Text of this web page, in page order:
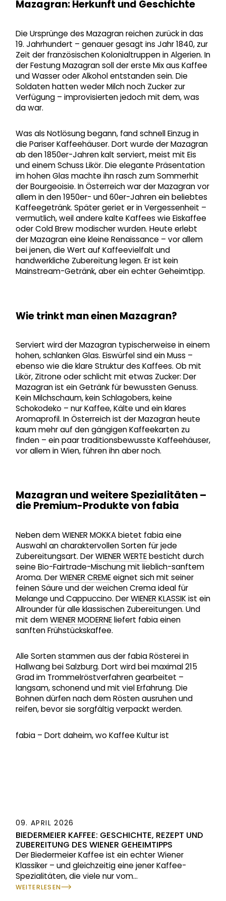
Mazagran: Herkunft und Geschichte
Die Ursprünge des Mazagran reichen zurück in das
19. Jahrhundert – genauer gesagt ins Jahr 1840, zur
Zeit der französischen Kolonialtruppen in Algerien. In
der Festung Mazagran soll der erste Mix aus Kaffee
und Wasser oder Alkohol entstanden sein. Die
Soldaten hatten weder Milch noch Zucker zur
Verfügung – improvisierten jedoch mit dem, was
da war.
Was als Notlösung begann, fand schnell Einzug in
die Pariser Kaffeehäuser. Dort wurde der Mazagran
ab den 1850er-Jahren kalt serviert, meist mit Eis
und einem Schuss Likör. Die elegante Präsentation
im hohen Glas machte ihn rasch zum Sommerhit
der Bourgeoisie. In Österreich war der Mazagran vor
allem in den 1950er- und 60er-Jahren ein beliebtes
Kaffeegetränk. Später geriet er in Vergessenheit –
vermutlich, weil andere kalte Kaffees wie Eiskaffee
oder Cold Brew modischer wurden. Heute erlebt
der Mazagran eine kleine Renaissance – vor allem
bei jenen, die Wert auf Kaffeevielfalt und
handwerkliche Zubereitung legen. Er ist kein
Mainstream-Getränk, aber ein echter Geheimtipp.
Wie trinkt man einen Mazagran?
Serviert wird der Mazagran typischerweise in einem
hohen, schlanken Glas. Eiswürfel sind ein Muss –
ebenso wie die klare Struktur des Kaffees. Ob mit
Likör, Zitrone oder schlicht mit etwas Zucker: Der
Mazagran ist ein Getränk für bewussten Genuss.
Kein Milchschaum, kein Schlagobers, keine
Schokodeko – nur Kaffee, Kälte und ein klares
Aromaprofil. In Österreich ist der Mazagran heute
kaum mehr auf den gängigen Kaffeekarten zu
finden – ein paar traditionsbewusste Kaffeehäuser,
vor allem in Wien, führen ihn aber noch.
Mazagran und weitere Spezialitäten –
die Premium-Produkte von fabia
Neben dem WIENER MOKKA bietet fabia eine
Auswahl an charaktervollen Sorten für jede
Zubereitungsart. DerWIENER WERTEbesticht durch
seine Bio-Fairtrade-Mischung mit lieblich-sanftem
Aroma. DerWIENER CREMEeignet sich mit seiner
feinen Säure und der weichen Crema ideal für
Melange und Cappuccino. DerWIENER KLASSIK ist ein
Allrounder für alle klassischen Zubereitungen. Und
mit demWIENER MODERNEliefert fabia einen
sanften Frühstückskaffee.
Alle Sorten stammen aus der fabia Rösterei in
Hallwang bei Salzburg. Dort wird bei maximal 215
Grad im Trommelröstverfahren gearbeitet –
langsam, schonend und mit viel Erfahrung. Die
Bohnen dürfen nach dem Rösten ausruhen und
reifen, bevor sie sorgfältig verpackt werden.
fabia – Dort daheim, wo Kaffee Kultur ist
09. APRIL 2026
BIEDERMEIER KAFFEE: GESCHICHTE, REZEPT UND
ZUBEREITUNG DES WIENER GEHEIMTIPPS
Der Biedermeier Kaffee ist ein echter Wiener
Klassiker – und gleichzeitig eine jener Kaffee-
Spezialitäten, die viele nur vom...
WEITERLESEN